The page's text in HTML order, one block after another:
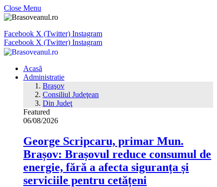
Close Menu
Facebook X (Twitter) Instagram
Facebook X (Twitter) Instagram
Acasă
Administratie
Braşov
Consiliul Judeţean
Din Judeţ
Featured
06/08/2026
George Scripcaru, primar Mun.
Brașov: Brașovul reduce consumul de
energie, fără a afecta siguranța și
serviciile pentru cetățeni